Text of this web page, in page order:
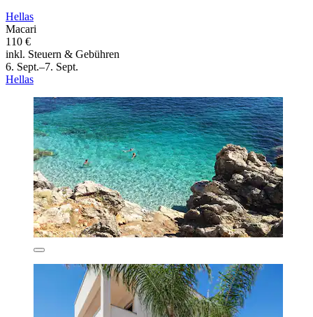
Hellas
Macari
110 €
inkl. Steuern & Gebühren
6. Sept.–7. Sept.
Hellas